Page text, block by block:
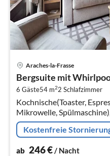
Araches-la-Frasse
Bergsuite mit
6 Gäste54 m22 Schlafzimmer
Kochnische(Toaster,
Mikrowelle,
Wohn/
Sitzecke),
Kostenfreie
ab 246€/ Nacht